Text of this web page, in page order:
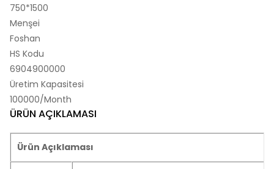
750*1500
Menşei
Foshan
HS Kodu
6904900000
Üretim Kapasitesi
100000/Month
ÜRÜN AÇIKLAMASI
Ürün Açıklaması